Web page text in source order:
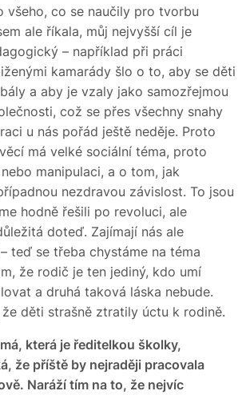
všeho, co se naučily pro tvorbu
ale říkala, můj nejvyšší cíl je
– například při práci
kamarády šlo o to, aby se děti
a aby je vzaly jako samozřejmou
což se přes všechny snahy
u nás pořád ještě neděje. Proto
má velké sociální téma, proto
manipulaci, a o tom, jak
nezdravou závislost. To jsou
hodně řešili po revoluci, ale
doteď. Zajímají nás ale
teď se třeba chystáme na téma
že rodič je ten jediný, kdo umí
a druhá taková láska nebude.
děti strašně ztratily úctu k rodině.
která je ředitelkou školky,
že příště by nejraději pracovala
Naráží tím na to, že nejvíc